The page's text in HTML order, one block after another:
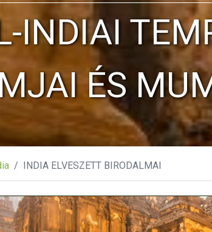
INDIAI
ÉS
INDIA ELVESZETT BIRODALMAI